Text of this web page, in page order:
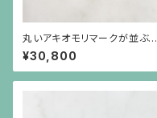
丸いアキオモリマークが並ぶシ
ルバーリング
¥30,800